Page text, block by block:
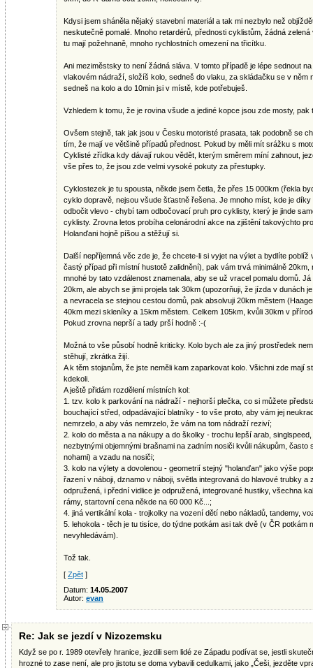
Kdysi jsem sháněla nějaký stavební materiál a tak mi nezbylo než
neskutečně pomalé. Mnoho retardérů, přednosti cyklistům, žádná
tu mají požehnaně, mnoho rychlostních omezení na třicítku.
Ani meziměstsky to není žádná sláva. V tomto případě je lépe sednout
vlakovém nádraží, složíš kolo, sedneš do vlaku, za skládačku se v něm
sedneš na kolo a do 10min jsi v místě, kde potřebuješ.
Vzhledem k tomu, že je rovina všude a jediné kopce jsou zde mosty,
Ovšem stejně, tak jak jsou v Česku motoristé prasata, tak podobně se
tím, že mají ve většině případů přednost. Pokud by měli mít srážku s
Cyklisté zřídka kdy dávají rukou vědět, kterým směrem míní zahnout,
vše přes to, že jsou zde velmi vysoké pokuty za přestupky.
Cyklostezek je tu spousta, někde jsem četla, že přes 15 000km (řekla
cyklo dopravě, nejsou všude šťastně řešena. Je mnoho míst, kde je
odbočit vlevo - chybí tam odbočovací pruh pro cyklisty, který je jinde
cyklisty. Zrovna letos probíha celonárodní akce na zjištění takovýchto
Holanďani hojně píšou a stěžují si.
Další nepříjemná věc zde je, že chcete-li si vyjet na výlet a bydlíte
častý případ při místní hustotě zalidnění), pak vám trvá minimálně
mnohé by tato vzdálenost znamenala, aby se už vracel pomalu domů.
20km, ale abych se jimi projela tak 30km (upozorňuji, že jízda v dunách
a nevracela se stejnou cestou domů, pak absolvuji 20km městem
40km mezi skleníky a 15km městem. Celkem 105km, kvůli 30km v
Pokud zrovna neprší a tady prší hodně :-(
Možná to vše působí hodně kriticky. Kolo bych ale za jiný prostředek
stěhují, zkrátka žijí.
A k těm stojanům, že jste neměli kam zaparkovat kolo. Všichni zde mají
kdekoli.
A ještě přidám rozdělení místních kol:
1. tzv. kolo k parkování na nádraží - nejhorší plečka, co si můžete
bouchající střed, odpadávající blatníky - to vše proto, aby vám jej
nemrzelo, a aby vás nemrzelo, že vám na tom nádraží reziví;
2. kolo do města a na nákupy a do školky - trochu lepší arab,
nezbytnými objemnými brašnami na zadním nosiči kvůli nákupům, často
nohami) a vzadu na nosiči;
3. kolo na výlety a dovolenou - geometrií stejný "holanďan" jako výše
řazení v náboji, dznamo v náboji, světla integrovaná do hlavové trubky a
odpružená, i přední vidlice je odpružená, integrované hustiky, všechna
rámy, startovní cena někde na 60 000 Kč...;
4. jiná vertikální kola - trojkolky na vození dětí nebo nákladů, tandemy,
5. lehokola - těch je tu tisíce, do týdne potkám asi tak dvě (v ČR potkám
nevyhledávám).
Tož tak.
[ Zpět ]
Datum: 14.05.2007
Autor: evan
Re: Jak se jezdí v Nizozemsku
Když se po r. 1989 otevřely hranice, jezdili sem lidé ze Západu podívat se, jestli
hrozné to zase není, ale pro jistotu se doma vybavili cedulkami, jako „Češi, jezděte